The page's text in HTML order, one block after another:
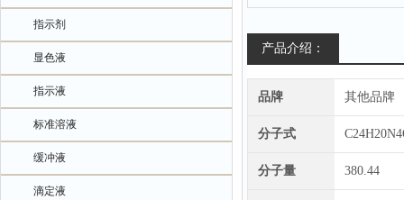
指示剂
显色液
指示液
标准溶液
缓冲液
滴定液
产品介绍：
品牌 其他品牌
分子式
分子量 380.44